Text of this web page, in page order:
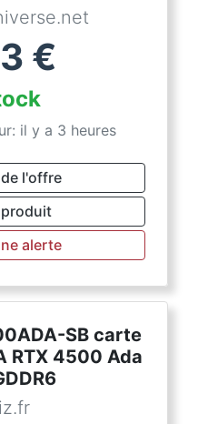
€
il y a 3 heures
l'offre
alerte
SB carte
RTX 4500 Ada